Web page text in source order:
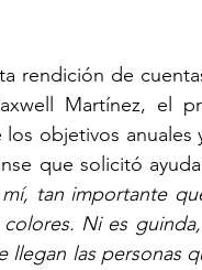
rendición de
Martínez, el
objetivos
que solicitó
tan importante
Ni es
llegan las personas